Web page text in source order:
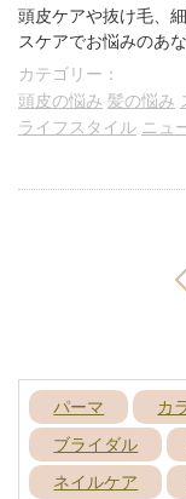
頭皮ケアや抜け毛、
スケアでお悩みのあ
美顔ローラーや炭酸
MTGより最新の自宅
アイテムが発売しまし
ﾝﾁｴｲｼﾞﾝｸﾞ！
自宅で本格的なスキ
やヘッドスパが出来
カテゴリー：
頭皮の悩み 髪の悩み
ライフスタイル ニュ
パーマ カ
ブライダル
ネイルケア